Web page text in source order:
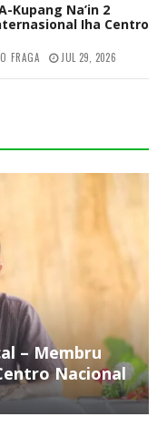
Kupang Na’in 2
Iha Centro
FRAGA JUL 29, 2026
– Membru
Nacional